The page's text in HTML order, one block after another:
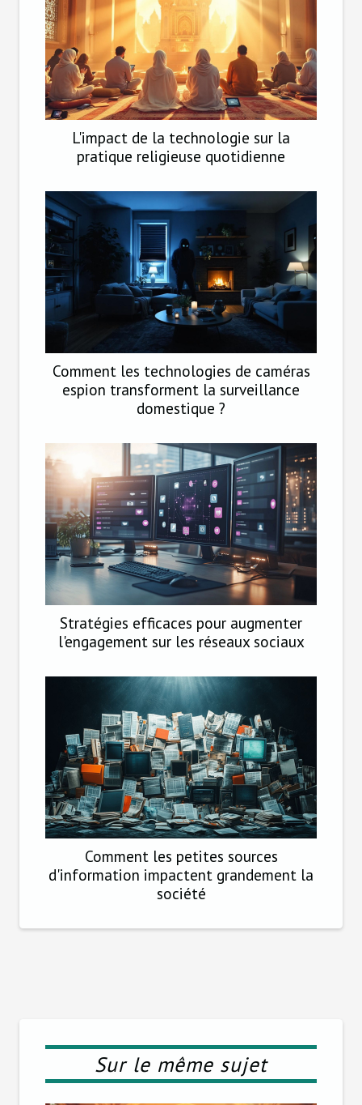
L'impact de la technologie sur la
pratique religieuse quotidienne
Comment les technologies de caméras
espion transforment la surveillance
domestique ?
Stratégies efficaces pour augmenter
l'engagement sur les réseaux sociaux
Comment les petites sources
d'information impactent grandement la
société
Sur le même sujet